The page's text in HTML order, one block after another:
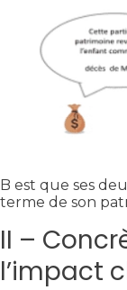
B est que ses
terme de son
II –
l’impact